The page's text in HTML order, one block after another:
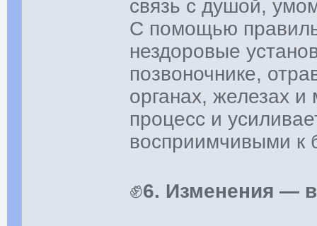
связь с душой,
С помощью
нездоровые
позвоночнике,
органах, железах
процесс и
восприимчивыми к
✊6. Изменения —